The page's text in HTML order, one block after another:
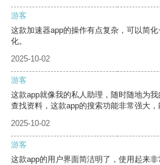
游客
这款加速器app的操作有点复杂，可以简
化。
2025-10-02
游客
这款app就像我的私人助理，随时随地为
查找资料，这款app的搜索功能非常强大，
2025-10-02
游客
这款app的用户界面简洁明了，使用起来